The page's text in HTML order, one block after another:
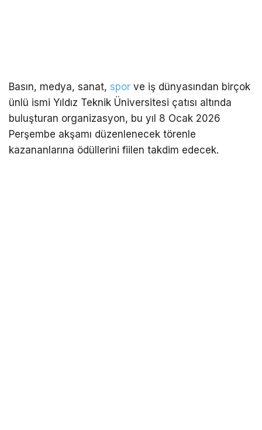
Basın, medya, sanat, spor ve iş dünyasından birçok
ünlü ismi Yıldız Teknik Üniversitesi çatısı altında
buluşturan organizasyon, bu yıl 8 Ocak 2026
Perşembe akşamı düzenlenecek törenle
kazananlarına ödüllerini fiilen takdim edecek.